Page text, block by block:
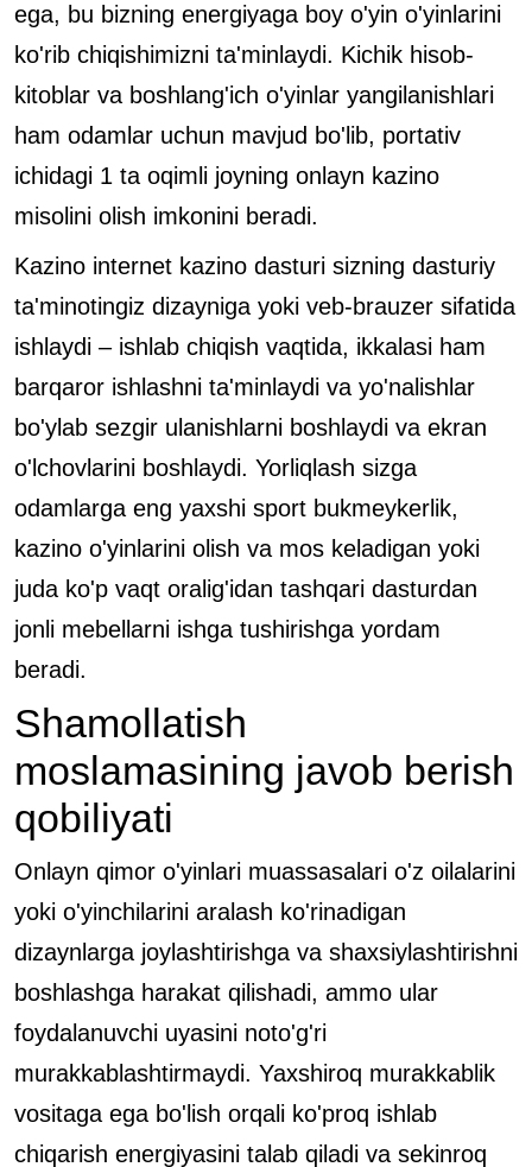
ega, bu bizning energiyaga boy o'yin o'yinlarini
ko'rib chiqishimizni ta'minlaydi. Kichik hisob-
kitoblar va boshlang'ich o'yinlar yangilanishlari
ham odamlar uchun mavjud bo'lib, portativ
ichidagi 1 ta oqimli joyning onlayn kazino
misolini olish imkonini beradi.
Kazino internet kazino dasturi sizning dasturiy
ta'minotingiz dizayniga yoki veb-brauzer sifatida
ishlaydi – ishlab chiqish vaqtida, ikkalasi ham
barqaror ishlashni ta'minlaydi va yo'nalishlar
bo'ylab sezgir ulanishlarni boshlaydi va ekran
o'lchovlarini boshlaydi. Yorliqlash sizga
odamlarga eng yaxshi sport bukmeykerlik,
kazino o'yinlarini olish va mos keladigan yoki
juda ko'p vaqt oralig'idan tashqari dasturdan
jonli mebellarni ishga tushirishga yordam
beradi.
Shamollatish
moslamasining javob berish
qobiliyati
Onlayn qimor o'yinlari muassasalari o'z oilalarini
yoki o'yinchilarini aralash ko'rinadigan
dizaynlarga joylashtirishga va shaxsiylashtirishni
boshlashga harakat qilishadi, ammo ular
foydalanuvchi uyasini noto'g'ri
murakkablashtirmaydi. Yaxshiroq murakkablik
vositaga ega bo'lish orqali ko'proq ishlab
chiqarish energiyasini talab qiladi va sekinroq